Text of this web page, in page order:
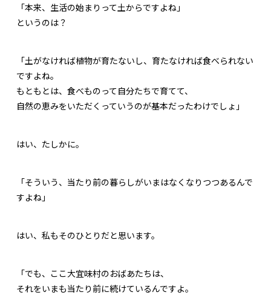
「本来、生活の始まりって土からですよね」
というのは？
「土がなければ植物が育たないし、育たなければ食べられない
ですよね。
もともとは、食べものって自分たちで育てて、
自然の恵みをいただくっていうのが基本だったわけでしょ」
はい、たしかに。
「そういう、当たり前の暮らしがいまはなくなりつつあるんで
すよね」
はい、私もそのひとりだと思います。
「でも、ここ大宜味村のおばあたちは、
それをいまも当たり前に続けているんですよ。